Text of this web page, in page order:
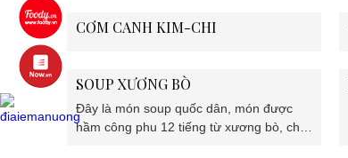
CƠM CANH KIM-CHI
SOUP XƯƠNG BÒ
Đây là món soup quốc dân, món được
hầm công phu 12 tiếng từ xương bò, chỉ